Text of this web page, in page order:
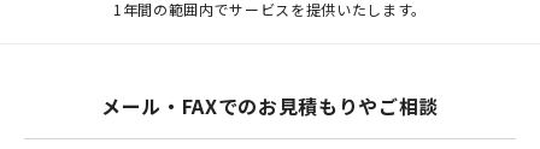
1年間の範囲内でサービスを提供いたします。
メール・FAXでのお見積もりやご相談